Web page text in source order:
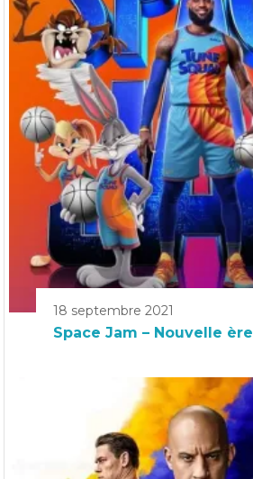
18 septembre 2021
Space Jam – Nouvelle ère